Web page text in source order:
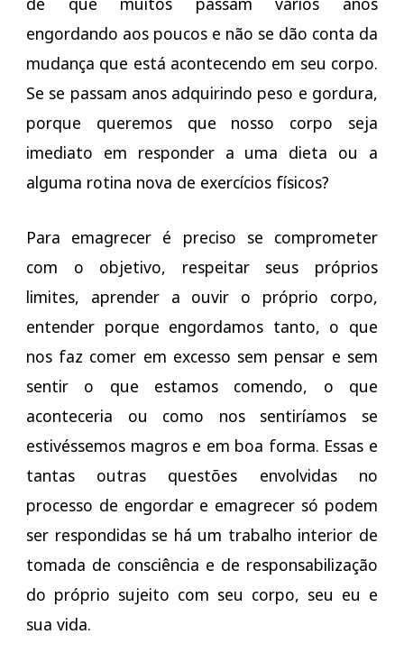
engordando aos poucos e não se dão conta da
mudança que está acontecendo em seu corpo.
Se se passam anos adquirindo peso e gordura,
porque queremos que nosso corpo seja
imediato em responder a uma dieta ou a
alguma rotina nova de exercícios físicos?
Para emagrecer é preciso se comprometer
com o objetivo, respeitar seus próprios
limites, aprender a ouvir o próprio corpo,
entender porque engordamos tanto, o que
nos faz comer em excesso sem pensar e sem
sentir o que estamos comendo, o que
aconteceria ou como nos sentiríamos se
estivéssemos magros e em boa forma. Essas e
tantas outras questões envolvidas no
processo de engordar e emagrecer só podem
ser respondidas se há um trabalho interior de
tomada de consciência e de responsabilização
do próprio sujeito com seu corpo, seu eu e
sua vida.